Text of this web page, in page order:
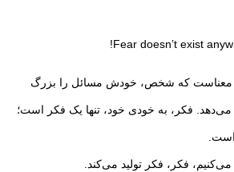
Fear doesn’t exist
معناست که شخص، خودش مسائل را بزرگ
می‌دهد. فکر، به خودی خود، تنها یک فکر است؛
فکر، فکر تولید می‌کند.